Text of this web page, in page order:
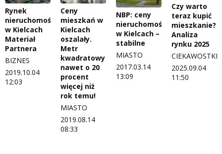
Rynek
nieruchomości
w Kielcach
Materiał
Partnera
BIZNES
2019.10.04
12:03
Ceny
mieszkań w
Kielcach
oszalały.
Metr
kwadratowy
nawet o 20
procent
więcej niż
rok temu!
MIASTO
2019.08.14
08:33
NBP: ceny
nieruchomości
w Kielcach –
stabilne
MIASTO
2017.03.14
13:09
Czy warto
teraz kupić
mieszkanie?
Analiza
rynku 2025
CIEKAWOSTKI
2025.09.04
11:50